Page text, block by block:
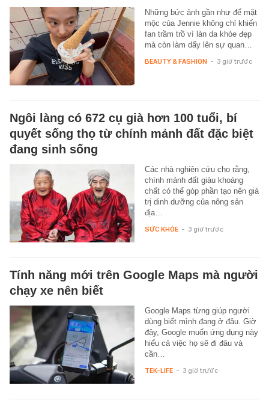
Những bức ảnh gần như để mặt
mộc của Jennie không chỉ khiến
fan trầm trồ vì làn da khỏe đẹp
mà còn làm dấy lên sự quan…
BEAUTY & FASHION - 3 giờ trước
Ngôi làng có 672 cụ già hơn 100 tuổi, bí
quyết sống thọ từ chính mảnh đất đặc biệt
đang sinh sống
Các nhà nghiên cứu cho rằng,
chính mảnh đất giàu khoáng
chất có thể góp phần tạo nên giá
trị dinh dưỡng của nông sản
địa…
SỨC KHỎE - 3 giờ trước
Tính năng mới trên Google Maps mà người
chạy xe nên biết
Google Maps từng giúp người
dùng biết mình đang ở đâu. Giờ
đây, Google muốn ứng dụng này
hiểu cả việc họ sẽ đi đâu và
cần…
TEK-LIFE - 3 giờ trước